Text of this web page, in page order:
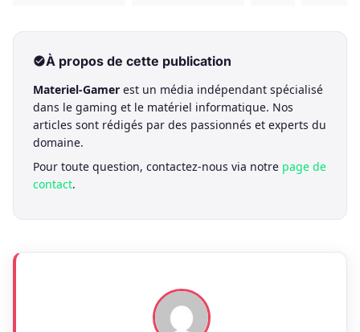
À propos de cette publication
Materiel-Gamer est un média indépendant spécialisé
dans le gaming et le matériel informatique. Nos
articles sont rédigés par des passionnés et experts du
domaine.
Pour toute question, contactez-nous via notre page de
contact.